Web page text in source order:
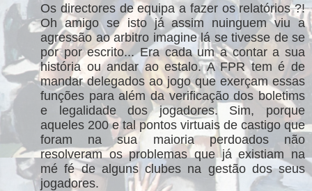
Os directores de equipa a fazer os relatórios ?!
Oh amigo se isto já assim nuinguem viu a
agressão ao arbitro imagine lá se tivesse de se
por por escrito... Era cada um a contar a sua
história ou andar ao estalo. A FPR tem é de
mandar delegados ao jogo que exerçam essas
funções para além da verificação dos boletims
e legalidade dos jogadores. Sim, porque
aqueles 200 e tal pontos virtuais de castigo que
foram na sua maioria perdoados não
resolveram os problemas que já existiam na
mé fé de alguns clubes na gestão dos seus
jogadores.